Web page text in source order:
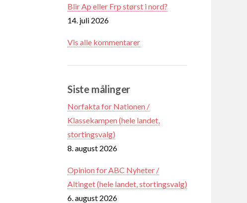
Blir Ap eller Frp størst i nord?
14. juli 2026
Vis alle kommentarer
Siste målinger
Norfakta for Nationen /
Klassekampen (hele landet,
stortingsvalg)
8. august 2026
Opinion for ABC Nyheter /
Altinget (hele landet, stortingsvalg)
6. august 2026